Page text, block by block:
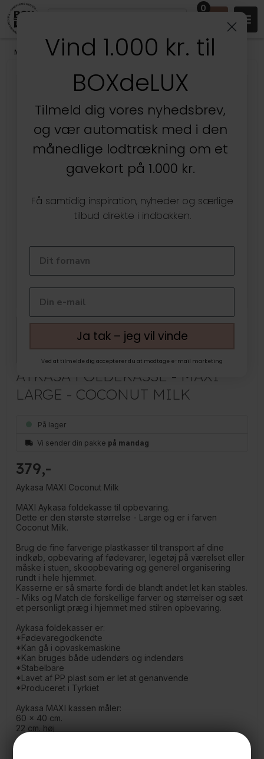
0
Mærker Aykasa Foldekasser
AYKASA FOLDEKASSE - MAXI
LARGE - COCONUT MILK
På lager
Vi sender din pakke på mandag
379
Aykasa MAXI Coconut Milk
MAXI Aykasa foldekasse til opbevaring.
Dette er den største størrelse - Large og er i farven
Coconut Milk.
Brug de fine farverige plastkasser til transport af dine
indkøb, opbevaring af fødevarer, legetøj på værelset eller
måske i stuen, skoopbevaring og generel organisering
rundt i hele hjemmet.
Kasserne er så smarte fordi de blandt andet let kan stables.
- Miks og Match de forskellige farver og størrelser og sæt
et personligt præg i hjemmet med stilren opbevaring.
Aykasa foldekasser er:
*Fødevaregodkendte
*Kan gå i opvaskemaskine
*Kan bruges både udendørs og indendørs
*Stabelbare
*Lavet af PP plast som er let at genanvende
*Produceret i Tyrkiet
Aykasa MAXI kassen måler:
60 x 40 cm.
22 cm. høj
Vind 1.000 kr. til
BOXdeLUX
Tilmeld dig vores nyhedsbrev,
og vær automatisk med i den
månedlige lodtrækning om et
gavekort på 1.000 kr.
Få samtidig inspiration, nyheder og særlige
tilbud direkte i indbakken.
Ja tak – jeg vil vinde
Ved at tilmelde dig accepterer du at modtage e-mail marketing